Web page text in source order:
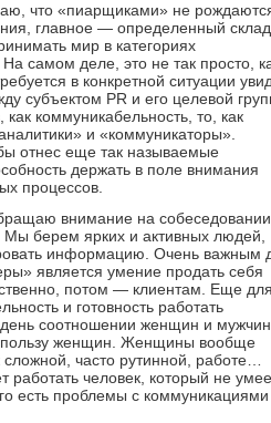
что «пиарщиками» не
главное — определенный склад
мир в категориях
самом деле, это не так просто,
в конкретной ситуации
субъектом PR и его целевой
как коммуникабельность, то, как
и «коммуникаторы».
отнес еще так называемые
держать в поле внимания
процессов.
внимание на
Мы берем ярких и активных людей,
информацию. Очень важным
является умение продать себя
потом — клиентам. Еще
и готовность работать
соотношении женщин и мужчин
пользу женщин. Женщины вообще
часто рутинной, работе…
работать человек, который не
есть проблемы с